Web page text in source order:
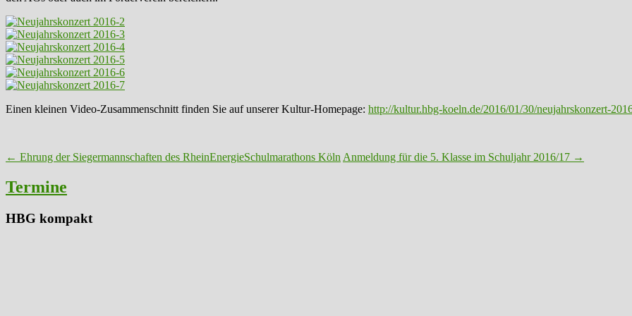
Einen kleinen Video-Zusammenschnitt finden Sie auf unserer Kultur-Homepage: http://kultur.hbg-koeln.de/2016/01/30/neujahrskonzert-
Post
navigation
← Ehrung der Siegermannschaften des RheinEnergieSchulmarathons Köln Anmeldung für die 5. Klasse im Schuljahr 2016/17 →
Termine
HBG kompakt